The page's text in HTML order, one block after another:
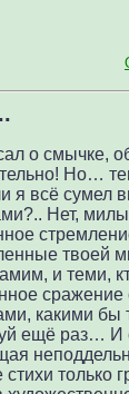
о смычке,
Но…
я всё сумел
Нет,
твоей
и теми,
какими бы
ещё раз… И
только